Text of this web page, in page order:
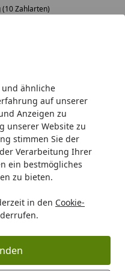
und ähnliche
auf unserer
Anzeigen zu
unserer Website zu
stimmen Sie der
Verarbeitung Ihrer
ein bestmögliches
zu bieten.
in den Cookie-
(10 Zahlarten)
& Pool-
bis 468,99€)
Fenster und
WPC)